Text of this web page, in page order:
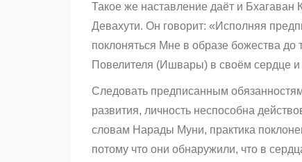
Такое же наставление даёт и
Девахути. Он говорит: «Исполняя
поклоняться Мне в образе божества до
Повелителя (Ишвары) в своём сердце и
Следовать предписанным
развития, личность неспособна
словам Нарады Муни, практика
потому что они обнаружили, что в